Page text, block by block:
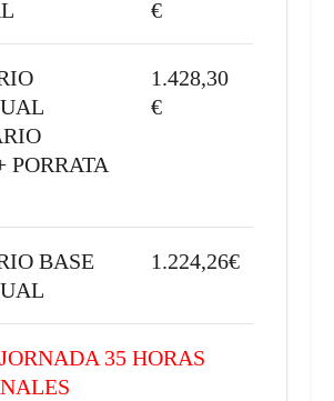
€
PORRATA
1.428,30
€
BASE
1.224,26€
35 HORAS